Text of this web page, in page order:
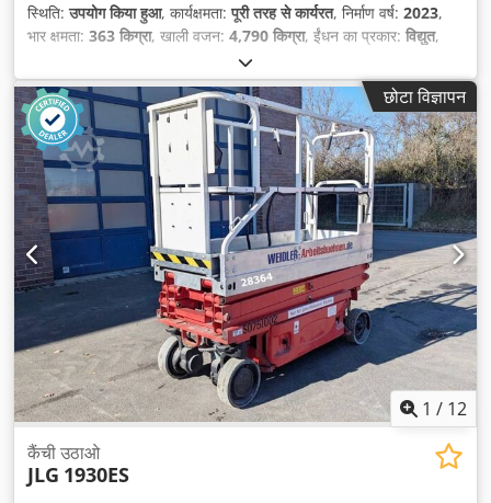
स्थिति:उपयोग किया हुआ, कार्यक्षमता:पूरी तरह से कार्यरत, निर्माण वर्ष: 2023,
भार क्षमता: 363 किग्रा, खाली वजन: 4,790 किग्रा, ईंधन का प्रकार: विद्युत,
, ड्राइव प्रकार:Elektro
कार्य ऊँचाई:14,000 मिमी,
छोटा विज्ञापन
1 / 12
कैंची उठाओ
JLG 1930ES